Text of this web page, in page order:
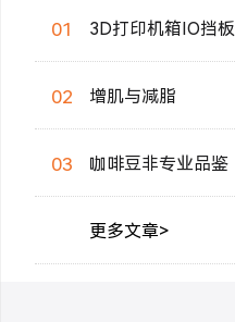
01 3D打印机箱IO挡板
02 增肌与减脂
03 咖啡豆非专业品鉴
更多文章>